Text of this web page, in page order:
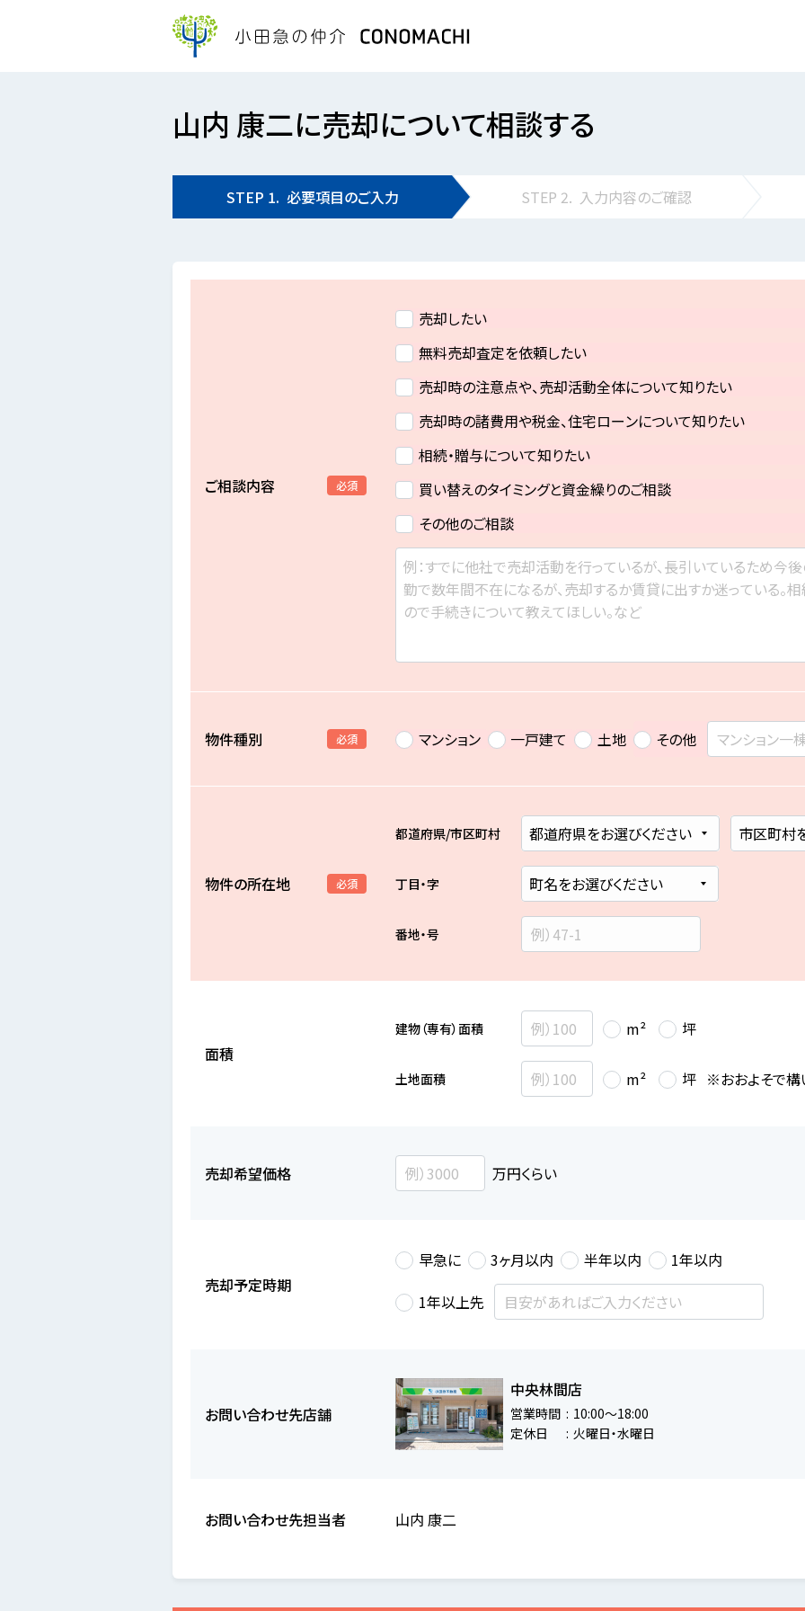
山内 康二に売却について相談する
STEP 1. 必要項目のご入力 STEP 2. 入力内容のご確認
ご相談内容 必須
売却したい
無料売却査定を依頼したい
売却時の注意点や、売却活動全体について知りたい
売却時の諸費用や税金、住宅ローンについて知りたい
相続・贈与について知りたい
買い替えのタイミングと資金繰りのご相談
その他のご相談
物件種別 必須 マンション 一戸建て 土地 その他
物件の所在地 必須
都道府県/市区町村
丁目・字
番地・号
面積
建物（専有）面積 m² 坪
土地面積 m² 坪 ※おおよそで構
売却希望価格 万円くらい
売却予定時期
早急に 3ヶ月以内 半年以内
1年以内
1年以上先
お問い合わせ先店舗
中央林間店
営業時間
10:00～18:00
定休日
火曜日・水曜日
お問い合わせ先担当者 山内 康二